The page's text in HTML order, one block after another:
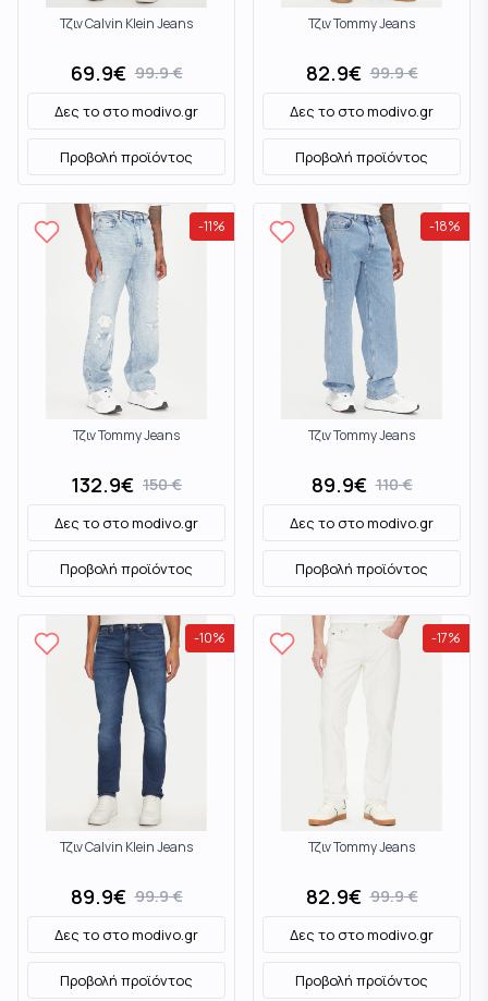
Τζιν Calvin Klein Jeans
69.9€ 99.9€
Δες το στοmodivo.gr
Προβολή προϊόντος
Τζιν Tommy Jeans
82.9€ 99.9€
Δες το στοmodivo.gr
Προβολή προϊόντος
-11%
Τζιν Tommy Jeans
132.9€ 150€
Δες το στοmodivo.gr
Προβολή προϊόντος
-18%
Τζιν Tommy Jeans
89.9€ 110€
Δες το στοmodivo.gr
Προβολή προϊόντος
-10%
Τζιν Calvin Klein Jeans
89.9€ 99.9€
Δες το στοmodivo.gr
Προβολή προϊόντος
-17%
Τζιν Tommy Jeans
82.9€ 99.9€
Δες το στοmodivo.gr
Προβολή προϊόντος